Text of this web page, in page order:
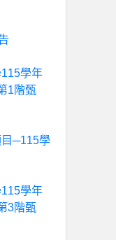
學年
1階甄
─115學
學年
3階甄